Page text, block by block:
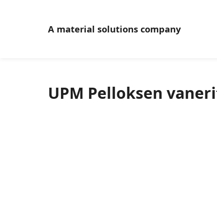
A material solutions company
UPM Pelloksen